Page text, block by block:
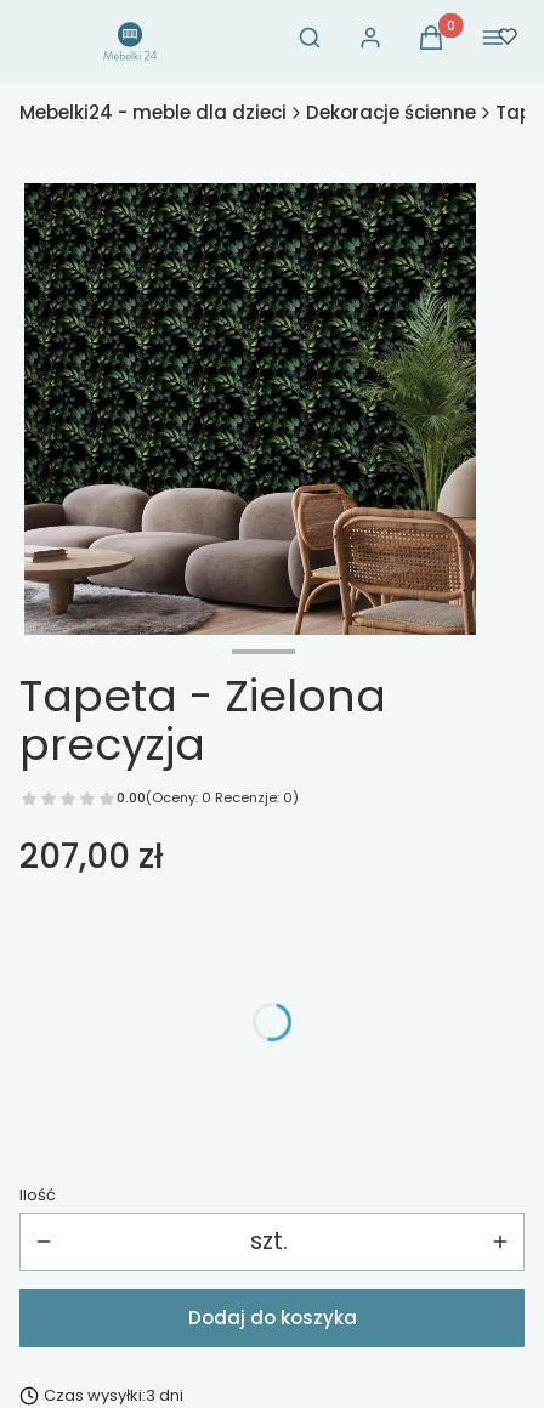
Otwórz wyszukiwarkę
Szukaj Zaloguj sięProdukty w
Koszyk Menu
Mebelki24 - meble dla dzieci Dekoracje ścienne
Tapeta - Zielona
precyzja
0.00(Oceny: 0 Recenzje: 0)
Cena
207,00 zł
Ilość
szt.
Dodaj do koszyka
Czas wysyłki:3 dni